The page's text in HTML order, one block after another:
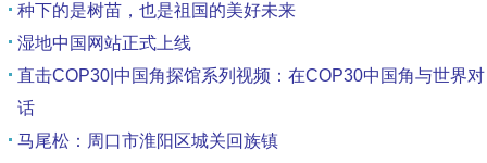
种下的是树苗，也是祖国的美好未来
湿地中国网站正式上线
直击COP30|中国角探馆系列视频：在COP30中国角与世界对
话
马尾松：周口市淮阳区城关回族镇